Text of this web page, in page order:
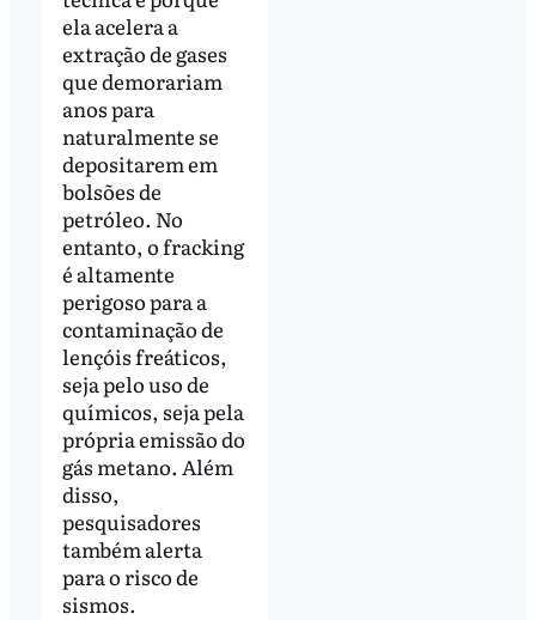
ela acelera a
extração de gases
que demorariam
anos para
naturalmente se
depositarem em
bolsões de
petróleo. No
entanto, o fracking
é altamente
perigoso para a
contaminação de
lençóis freáticos,
seja pelo uso de
químicos, seja pela
própria emissão do
gás metano. Além
disso,
pesquisadores
também alerta
para o risco de
sismos.